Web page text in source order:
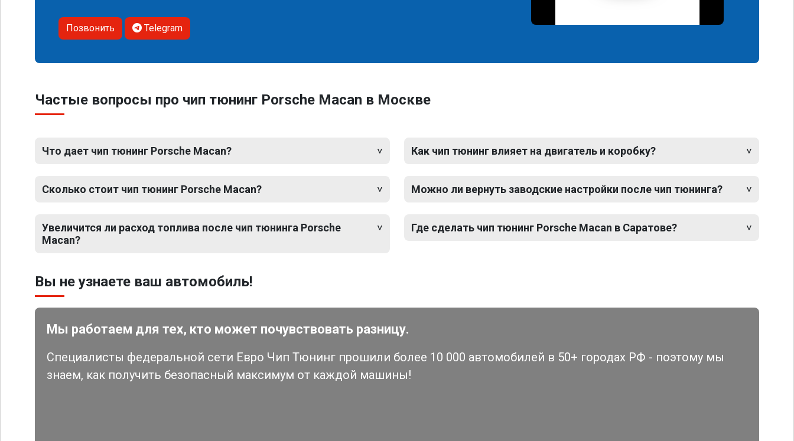
Позвонить Telegram
Частые вопросы про чип тюнинг Porsche Macan в Москве
Что дает чип тюнинг Porsche Macan?
Сколько стоит чип тюнинг Porsche Macan?
Увеличится ли расход топлива после чип тюнинга Porsche
Macan?
Как чип тюнинг влияет на двигатель и коробку?
Можно ли вернуть заводские настройки после чип тюнинга?
Где сделать чип тюнинг Porsche Macan в Саратове?
Вы не узнаете ваш автомобиль!
Мы работаем для тех, кто может почувствовать разницу.
Специалисты федеральной сети Евро Чип Тюнинг прошили более 10 000 автомобилей в 50+ городах РФ - поэтому мы
знаем, как получить безопасный максимум от каждой машины!